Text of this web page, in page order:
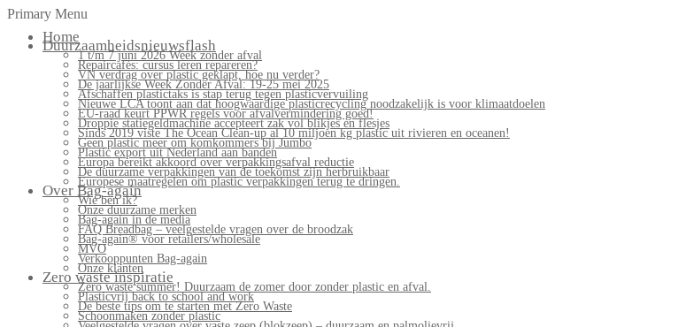
Primary Menu
Home
Duurzaamheidsnieuwsflash
1 t/m 7 juni 2026 Week zonder afval
Repaircafés: cursus leren repareren?
VN verdrag over plastic geklapt, hoe nu verder?
De jaarlijkse Week Zonder Afval: 19-25 mei 2025
Afschaffen plastictaks is stap terug tegen plasticvervuiling
Nieuwe LCA toont aan dat hoogwaardige plasticrecycling noodzakelijk is voor klimaatdoelen
EU-raad keurt PPWR regels voor afvalvermindering goed!
Droppie statiegeldmachine accepteert zak vol blikjes en flesjes
Sinds 2019 viste The Ocean Clean-up al 10 miljoen kg plastic uit rivieren en oceanen!
Geen plastic meer om komkommers bij Jumbo
Plastic export uit Nederland aan banden
Europa bereikt akkoord over verpakkingsafval reductie
De duurzame verpakkingen van de toekomst zijn herbruikbaar
Europese maatregelen om plastic verpakkingen terug te dringen.
Over Bag-again
Wie ben ik?
Onze duurzame merken
Bag-again in de media
FAQ Breadbag – veelgestelde vragen over de broodzak
Bag-again® voor retailers/wholesale
MVO
Verkooppunten Bag-again
Onze klanten
Zero waste inspiratie
Zero waste summer! Duurzaam de zomer door zonder plastic en afval.
Plasticvrij back to school and work
De beste tips om te starten met Zero Waste
Schoonmaken zonder plastic